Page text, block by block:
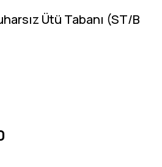
Ütü Tabanı (ST/B